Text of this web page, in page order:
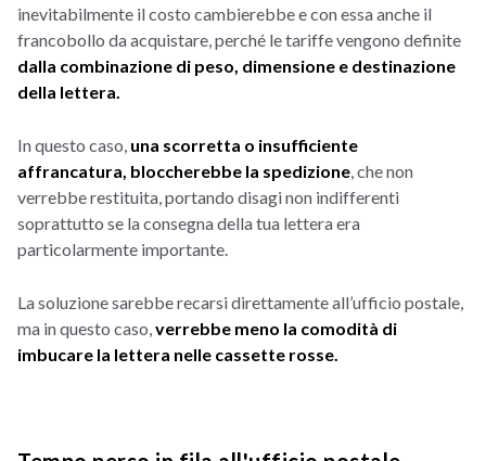
inevitabilmente il costo cambierebbe e con essa anche il
francobollo da acquistare, perché le tariffe vengono definite
dalla combinazione di peso, dimensione e destinazione
della lettera.
In questo caso, una scorretta o insufficiente
affrancatura, bloccherebbe la spedizione, che non
verrebbe restituita, portando disagi non indifferenti
soprattutto se la consegna della tua lettera era
particolarmente importante.
La soluzione sarebbe recarsi direttamente all’ufficio postale,
ma in questo caso,verrebbe meno la comodità di
imbucare la lettera nelle cassette rosse.